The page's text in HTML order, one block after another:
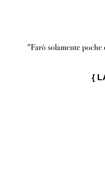
"Farò solamente
{